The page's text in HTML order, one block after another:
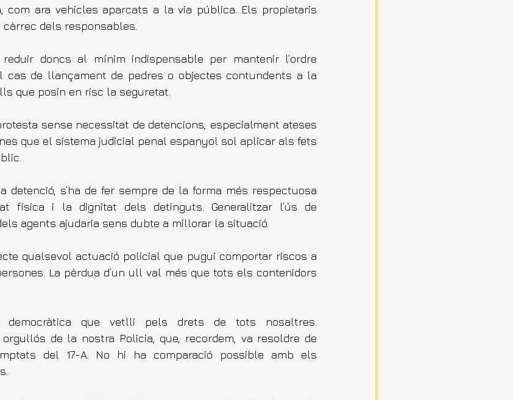
com ara vehicles aparcats a la via pública. Els propietaris
dels responsables.
reduir doncs al mínim indispensable per mantenir l’ordre
cas de llançament de pedres o objectes contundents a la
que posin en risc la seguretat.
sense necessitat de detencions, especialment ateses
que el sistema judicial penal espanyol sol aplicar als fets
detenció, s’ha de fer sempre de la forma més respectuosa
física i la dignitat dels detinguts. Generalitzar l’ús de
agents ajudaria sens dubte a millorar la situació.
qualsevol actuació policial que pugui comportar riscos a
La pèrdua d’un ull val més que tots els contenidors
democràtica que vetlli pels drets de tots nosaltres.
de la nostra Policia, que, recordem, va resoldre de
del 17-A. No hi ha comparació possible amb els